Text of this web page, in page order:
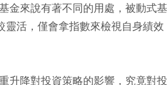
金來說有著不同的用處，被動式基
活，僅會拿指數來檢視自身績效
升降對投資策略的影響，究竟對投